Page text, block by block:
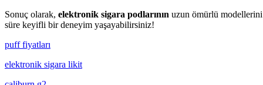
Sonuç olarak, elektronik sigara podlarının uzun ömürlü modellerini
süre keyifli bir deneyim yaşayabilirsiniz!
puff fiyatları
elektronik sigara likit